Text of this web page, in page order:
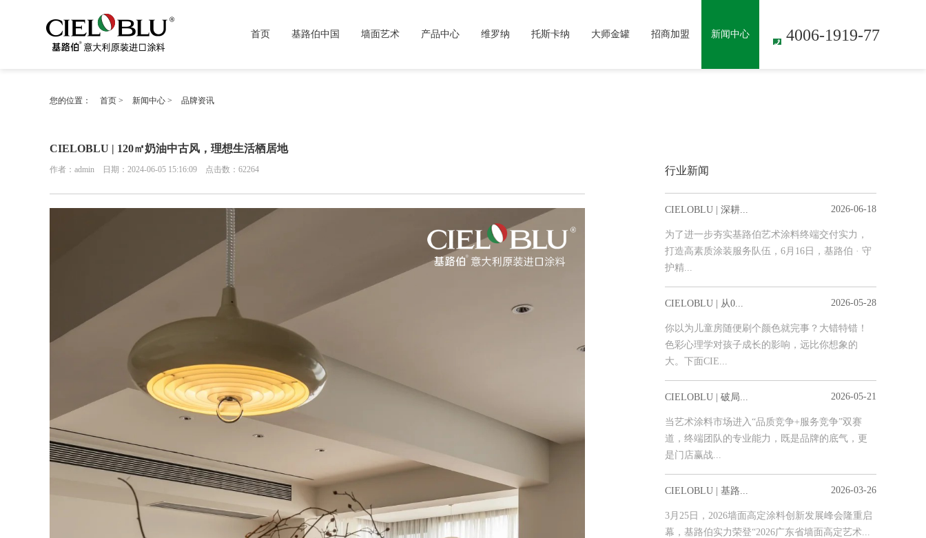
首页 基路伯中国 墙面艺术 产品中心 维罗纳 托斯卡纳 大师金罐 招商加盟 新闻中心 4006-1919-77
您的位置： 首页 > 新闻中心 > 品牌资讯
CIELOBLU | 120㎡奶油中古风，理想生活栖居地
作者：admin 日期：2024-06-05 15:16:09 点击数： 62264 行业新闻
CIELOBLU | 深耕... 2026-06-18
为了进一步夯实基路伯艺术涂料终端交付实力，
打造高素质涂装服务队伍，6月16日，基路伯 · 守
护精...
CIELOBLU | 从0... 2026-05-28
你以为儿童房随便刷个颜色就完事？大错特错！
色彩心理学对孩子成长的影响，远比你想象的
大。下面CIE...
CIELOBLU | 破局... 2026-05-21
当艺术涂料市场进入“品质竞争+服务竞争”双赛
道，终端团队的专业能力，既是品牌的底气，更
是门店赢战...
CIELOBLU | 基路... 2026-03-26
3月25日，2026墙面高定涂料创新发展峰会隆重启
幕，基路伯实力荣登“2026广东省墙面高定艺术...